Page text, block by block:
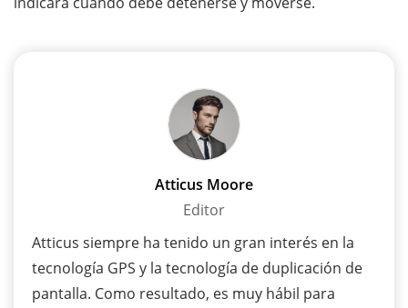
Atticus Moore
Editor
Atticus siempre ha tenido un gran interés en la
tecnología GPS y la tecnología de duplicación de
pantalla. Como resultado, es muy hábil para